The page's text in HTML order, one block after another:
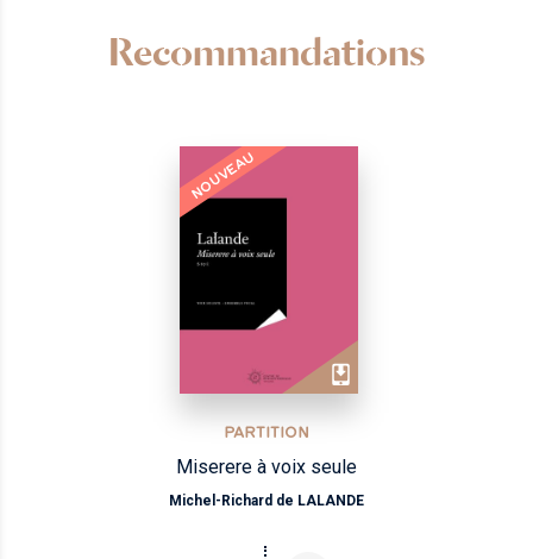
Recommandations
NOUVEAU
PARTITION
Miserere à voix seule
Michel-Richard de LALANDE